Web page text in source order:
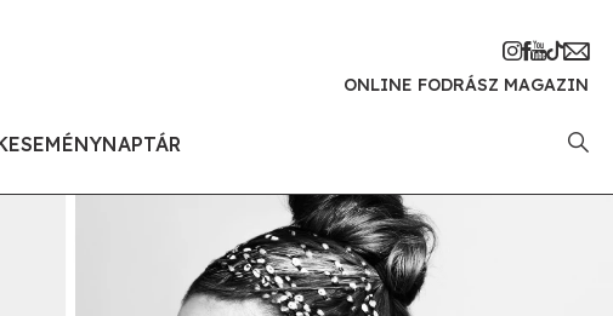
ONLINE FODRÁSZ MAGAZIN
ESEMÉNYNAPTÁR